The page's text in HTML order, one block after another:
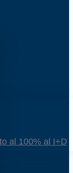
al 100% al I+D